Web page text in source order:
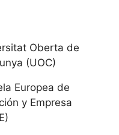
de
de
Oberta de
(UOC)
Europea de
y Empresa